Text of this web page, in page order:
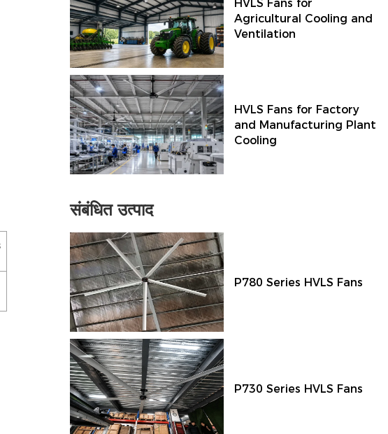
Agricultural Cooling and
Ventilation
HVLS Fans for Factory
and Manufacturing Plant
Cooling
संबंधित उत्पाद
P780 Series HVLS Fans
P730 Series HVLS Fans